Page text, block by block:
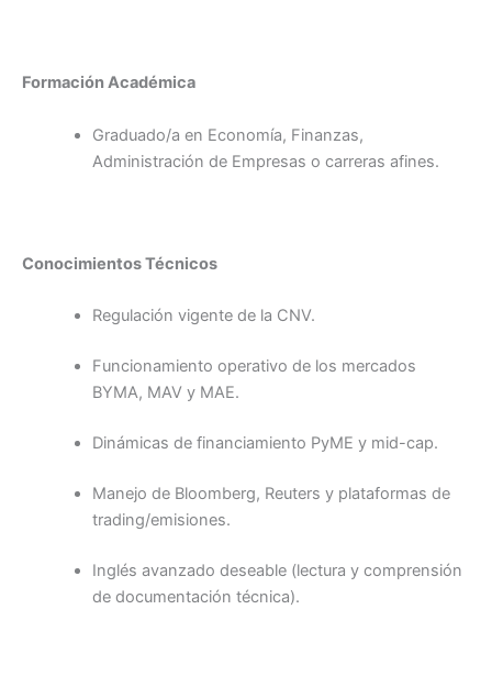
Formación Académica
Graduado/a en Economía, Finanzas,
Administración de Empresas o carreras afines.
Conocimientos Técnicos
Regulación vigente de la CNV.
Funcionamiento operativo de los mercados
BYMA, MAV y MAE.
Dinámicas de financiamiento PyME y mid-cap.
Manejo de Bloomberg, Reuters y plataformas de
trading/emisiones.
Inglés avanzado deseable (lectura y comprensión
de documentación técnica).